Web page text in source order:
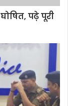
पढ़े पूरी